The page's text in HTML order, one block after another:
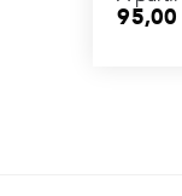
95,00